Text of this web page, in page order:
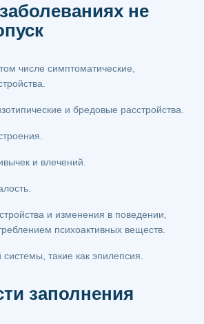
не
числе симптоматические,
и бредовые расстройства.
и влечений.
и изменения в поведении,
психоактивных веществ.
такие как эпилепсия.
заполнения